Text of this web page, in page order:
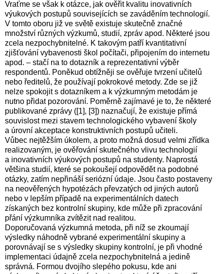
Vraťme se však k otázce, jak ověřit kvalitu inovativních
výukových postupů souvisejících se zaváděním technologií.
V tomto oboru již ve světě existuje skutečně značné
množství různých výzkumů, studií, zpráv apod. Některé jsou
zcela nezpochybnitelné. K takovým patří kvantitativní
zjišťování vybavenosti škol počítači, připojením do internetu
apod. – stačí na to dotazník a reprezentativní výběr
respondentů. Poněkud obtížněji se ověřuje tvrzení učitelů
nebo ředitelů, že používají pokrokové metody. Zde se již
nelze spokojit s dotazníkem a k výzkumným metodám je
nutno přidat pozorování. Poměrně zajímavé je to, že některé
publikované zprávy ([1], [3]) naznačují, že existuje přímá
souvislost mezi stavem technologického vybavení školy
a úrovní akceptace konstruktivních postupů učiteli.
Vůbec nejtěžším úkolem, a proto možná dosud velmi zřídka
realizovaným, je ověřování skutečného vlivu technologií
a inovativních výukových postupů na studenty. Naprostá
většina studií, které se pokoušejí odpovědět na podobné
otázky, zatím nepřináší seriózní údaje. Jsou často postaveny
na neověřených hypotézách převzatých od jiných autorů
nebo v lepším případě na experimentálních datech
získaných bez kontrolní skupiny, kde může při zpracování
přání výzkumníka zvítězit nad realitou.
Doporučovaná výzkumná metoda, při níž se zkoumají
výsledky náhodně vybrané experimentální skupiny a
porovnávají se s výsledky skupiny kontrolní, je při vhodné
implementaci údajně zcela nezpochybnitelná a jedině
správná. Formou dvojího slepého pokusu, kde ani